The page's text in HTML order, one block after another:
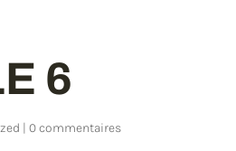
6
|0 commentaires